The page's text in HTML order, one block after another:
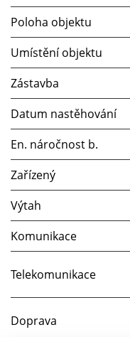
Poloha objektu
Umístění objektu
Zástavba
Datum nastěhování
En. náročnost b.
Zařízený
Výtah
Komunikace
Telekomunikace
Doprava